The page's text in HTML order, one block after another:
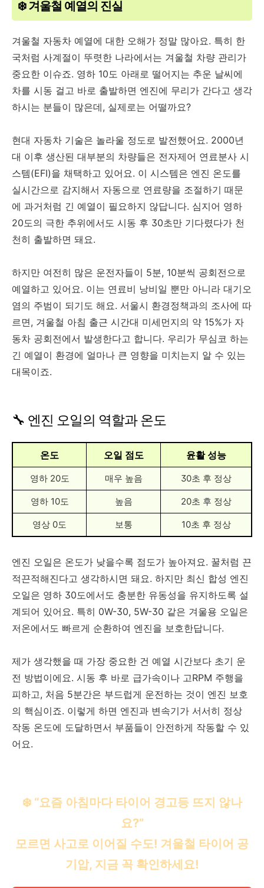
❄️ 겨울철 예열의 진실
겨울철 자동차 예열에 대한 오해가 정말 많아요. 특히 한
국처럼 사계절이 뚜렷한 나라에서는 겨울철 차량 관리가
중요한 이슈죠. 영하 10도 아래로 떨어지는 추운 날씨에
차를 시동 걸고 바로 출발하면 엔진에 무리가 간다고 생각
하시는 분들이 많은데, 실제로는 어떨까요?
현대 자동차 기술은 놀라울 정도로 발전했어요. 2000년
대 이후 생산된 대부분의 차량들은 전자제어 연료분사 시
스템(EFI)을 채택하고 있어요. 이 시스템은 엔진 온도를
실시간으로 감지해서 자동으로 연료량을 조절하기 때문
에 과거처럼 긴 예열이 필요하지 않답니다. 심지어 영하
20도의 극한 추위에서도 시동 후 30초만 기다렸다가 천
천히 출발하면 돼요.
하지만 여전히 많은 운전자들이 5분, 10분씩 공회전으로
예열하고 있어요. 이는 연료비 낭비일 뿐만 아니라 대기오
염의 주범이 되기도 해요. 서울시 환경정책과의 조사에 따
르면, 겨울철 아침 출근 시간대 미세먼지의 약 15%가 자
동차 공회전에서 발생한다고 합니다. 우리가 무심코 하는
긴 예열이 환경에 얼마나 큰 영향을 미치는지 알 수 있는
대목이죠.
🔧 엔진 오일의 역할과 온도
온도 오일 점도 윤활 성능
영하 20도 매우 높음 30초 후 정상
영하 10도 높음 20초 후 정상
영상 0도 보통 10초 후 정상
엔진 오일은 온도가 낮을수록 점도가 높아져요. 꿀처럼 끈
적끈적해진다고 생각하시면 돼요. 하지만 최신 합성 엔진
오일은 영하 30도에서도 충분한 유동성을 유지하도록 설
계되어 있어요. 특히 0W-30, 5W-30 같은 겨울용 오일은
저온에서도 빠르게 순환하여 엔진을 보호한답니다.
제가 생각했을 때 가장 중요한 건 예열 시간보다 초기 운
전 방법이에요. 시동 후 바로 급가속이나 고RPM 주행을
피하고, 처음 5분간은 부드럽게 운전하는 것이 엔진 보호
의 핵심이죠. 이렇게 하면 엔진과 변속기가 서서히 정상
작동 온도에 도달하면서 부품들이 안전하게 작동할 수 있
어요.
❄️ “요즘 아침마다 타이어 경고등 뜨지 않나
요?”
모르면 사고로 이어질 수도! 겨울철 타이어 공
기압, 지금 꼭 확인하세요!